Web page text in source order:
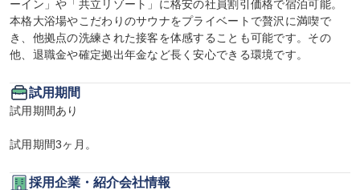
ーイン」や「共立リゾート」に格安の社員割引価格で宿泊可能。
本格大浴場やこだわりのサウナをプライベートで贅沢に満喫で
き、他拠点の洗練された接客を体感することも可能です。その
他、退職金や確定拠出年金など長く安心できる環境です。
試用期間
試用期間あり
試用期間3ヶ月。
採用企業・紹介会社情報